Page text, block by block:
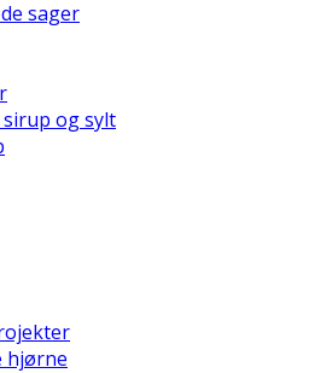
sager
og sylt
hjørne